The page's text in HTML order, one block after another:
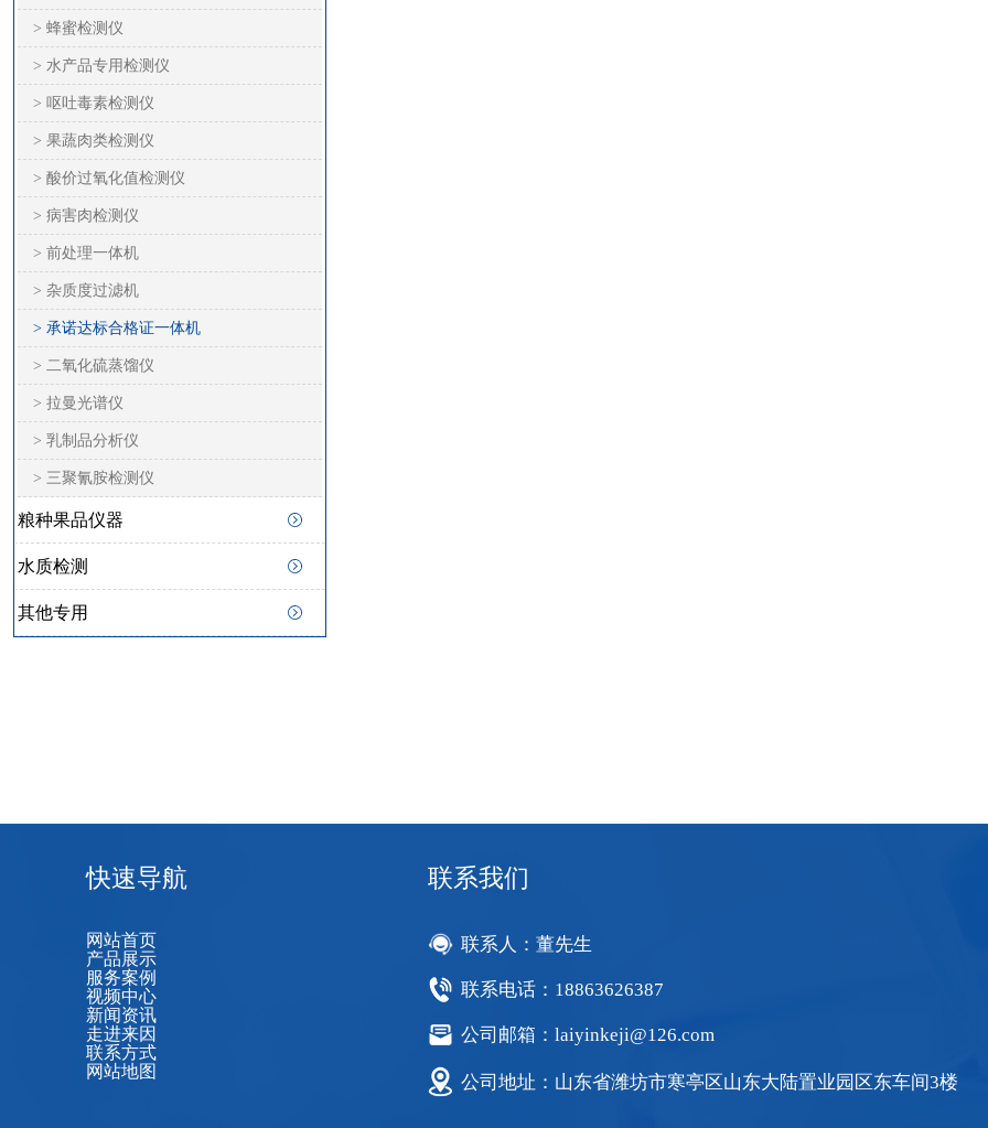
> 蜂蜜检测仪
> 水产品专用检测仪
> 呕吐毒素检测仪
> 果蔬肉类检测仪
> 酸价过氧化值检测仪
> 病害肉检测仪
> 前处理一体机
> 杂质度过滤机
> 承诺达标合格证一体机
> 二氧化硫蒸馏仪
> 拉曼光谱仪
> 乳制品分析仪
> 三聚氰胺检测仪
粮种果品仪器
水质检测
其他专用
快速导航
网站首页
产品展示
服务案例
视频中心
新闻资讯
走进来因
联系方式
网站地图
联系我们
联系人：董先生
联系电话：18863626387
公司邮箱：laiyinkeji@126.com
公司地址：山东省潍坊市寒亭区山东大陆置业园区东车间3楼